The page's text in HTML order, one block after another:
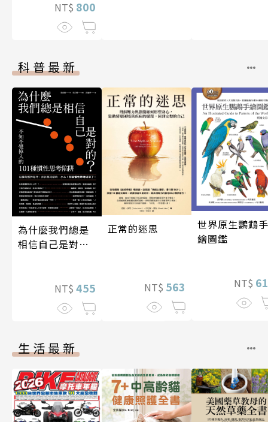
NT$ 800
科普最新
為什麼我們總是
相信自己是對
NT$ 455
正常的迷思
NT$ 563
世界原生鸚鵡手
繪圖鑑
NT$
生活最新